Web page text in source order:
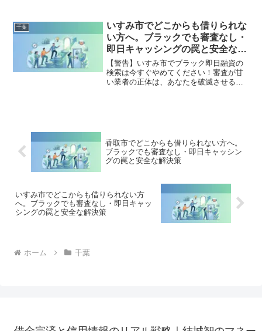
市で違法業者を避け、借金地獄から抜け
出した方々の実体験と確実な解決策を完
全公開。
千葉
いすみ市でどこからも借りられな
い方へ。ブラックでも審査なし・
即日キャッシングの罠と安全な解
決策
【警告】いすみ市でブラック即日融資の
検索は今すぐやめてください！審査が甘
い業者の正体は、あなたを破滅させる闇
香取市でどこからも借りられない方へ。
ブラックでも審査なし・即日キャッシン
グの罠と安全な解決策
いすみ市でどこからも借りられない方
へ。ブラックでも審査なし・即日キャッ
シングの罠と安全な解決策
ホーム 千葉